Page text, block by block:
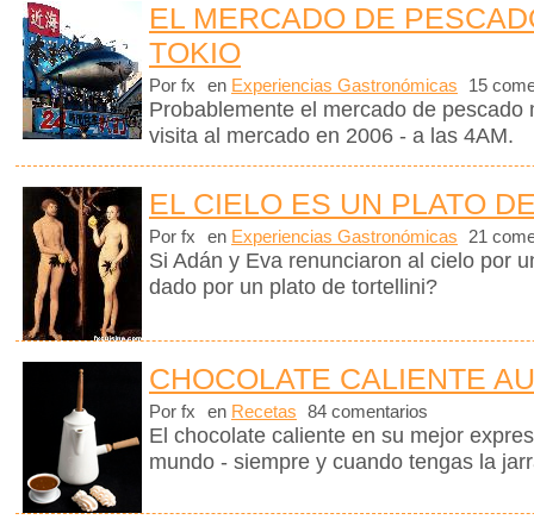
EL MERCADO DE
TOKIO
Por fx en Experiencias Gastronómicas 15
Probablemente el mercado de
visita al mercado en 2006 - a las 4AM.
EL CIELO ES UN PLATO
Por fx en Experiencias Gastronómicas 21
Si Adán y Eva renunciaron al cielo por
dado por un plato de tortellini?
CHOCOLATE CALIENTE
Por fx en Recetas 84 comentarios
El chocolate caliente en su mejor
mundo - siempre y cuando tengas la